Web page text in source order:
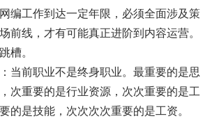
编工作到达一定年限，必须全面涉及策
前线，才有可能真正进阶到内容运营。
槽。
当前职业不是终身职业。最重要的是思
次重要的是行业资源，次次重要的是工
的是技能，次次次次重要的是工资。